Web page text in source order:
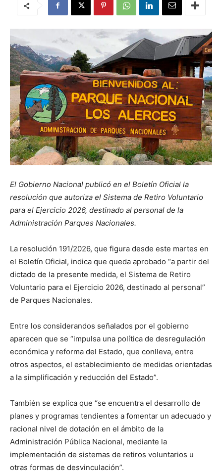
El Gobierno Nacional publicó en el Boletín Oficial la
resolución que autoriza el Sistema de Retiro Voluntario
para el Ejercicio 2026, destinado al personal de la
Administración Parques Nacionales.
La resolución 191/2026, que figura desde este martes en
el Boletín Oficial, indica que queda aprobado “a partir del
dictado de la presente medida, el Sistema de Retiro
Voluntario para el Ejercicio 2026, destinado al personal”
de Parques Nacionales.
Entre los considerandos señalados por el gobierno
aparecen que se “impulsa una política de desregulación
económica y reforma del Estado, que conlleva, entre
otros aspectos, el establecimiento de medidas orientadas
a la simplificación y reducción del Estado”.
También se explica que “se encuentra el desarrollo de
planes y programas tendientes a fomentar un adecuado y
racional nivel de dotación en el ámbito de la
Administración Pública Nacional, mediante la
implementación de sistemas de retiros voluntarios u
otras formas de desvinculación”.